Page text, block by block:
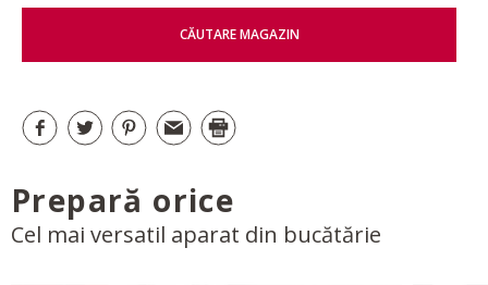
CĂUTARE MAGAZIN
Prepară orice
Cel mai versatil aparat din bucătărie